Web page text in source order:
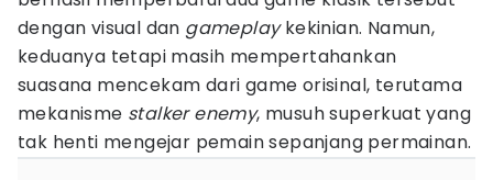
dengan visual dan gameplaykekinian. Namun,
keduanya tetapi masih mempertahankan
suasana mencekam dari game orisinal, terutama
mekanisme stalker enemy, musuh superkuat yang
tak henti mengejar pemain sepanjang permainan.